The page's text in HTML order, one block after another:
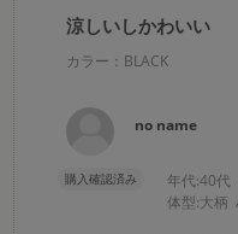
涼しいしかわいい
カラー：BLACK
no name
購入確認済み 年代:40代
体型:大柄